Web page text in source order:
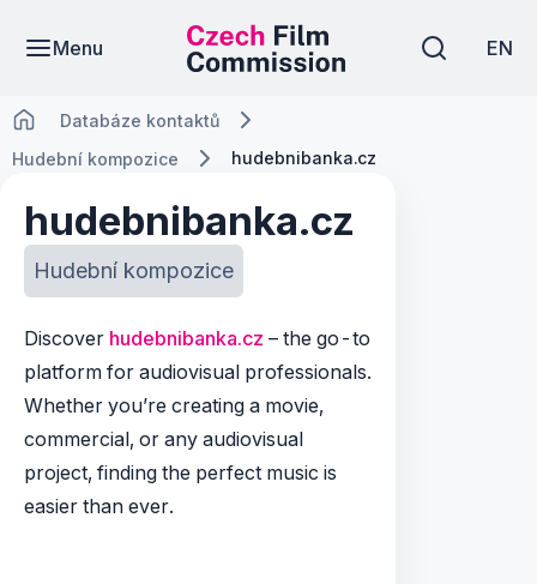
Menu EN
Databáze kontaktů
Hudební kompozice
hudebnibanka.cz
hudebnibanka.cz
Hudební kompozice
Discover hudebnibanka.cz – the go-to
platform for audiovisual professionals.
Whether you’re creating a movie,
commercial, or any audiovisual
project, finding the perfect music is
easier than ever.